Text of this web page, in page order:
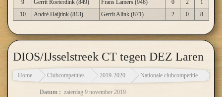
9
Gerrit Roeterdink (849) Frans Lamers (948) 0 2
1
10
André Haijtink (813) Gerrit Alink (871) 2 0 8
DIOS/IJsselstreek CT tegen DEZ Laren
Home Clubcompetities 2019-2020 Nationale clubcompetitie
Datum : zaterdag 9 november 2019